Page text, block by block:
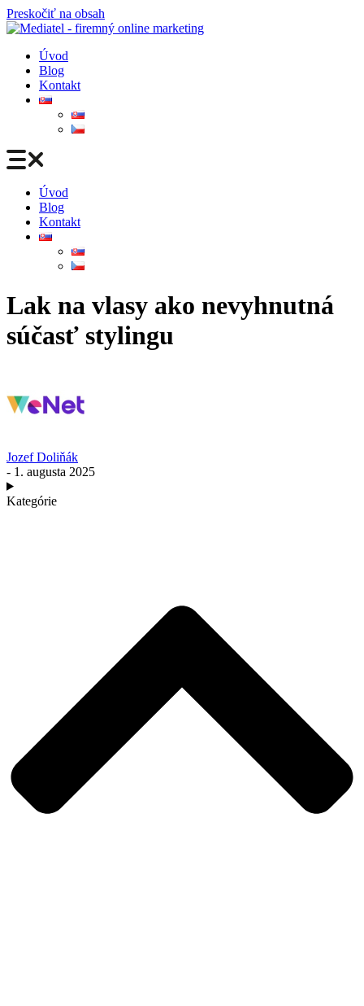
Preskočiť na obsah
Úvod
Blog
Kontakt
Úvod
Blog
Kontakt
Lak na vlasy ako nevyhnutná
súčasť stylingu
Jozef Doliňák
- 1. augusta 2025
Kategórie